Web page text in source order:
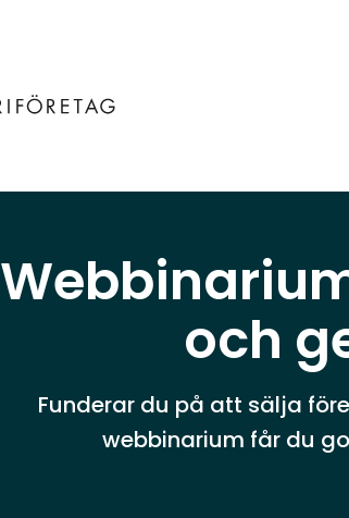
och
Funderar du på att sälja
webbinarium får du